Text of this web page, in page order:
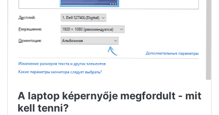
A laptop képernyője megfordult - mit
kell tenni?